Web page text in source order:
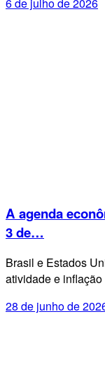
A agenda
3 de…
Brasil e Estados
atividade e
28 de junho de